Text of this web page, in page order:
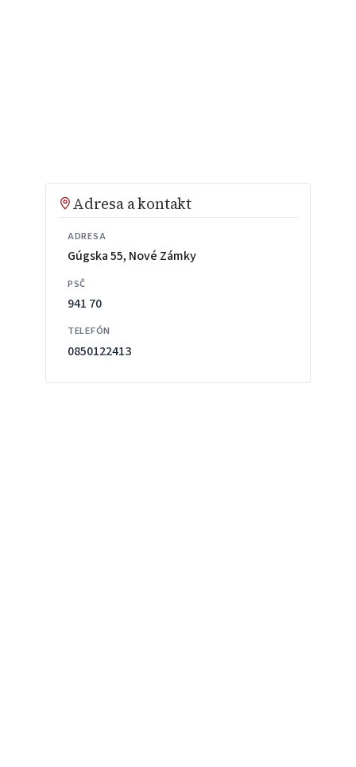
Adresa a kontakt
ADRESA
Gúgska 55, Nové Zámky
PSČ
941 70
TELEFÓN
0850122413